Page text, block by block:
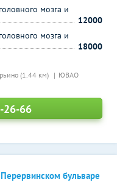
(1.44 км) ЮВАО
мозга и
12000
мозга и
18000
26-66
бульваре